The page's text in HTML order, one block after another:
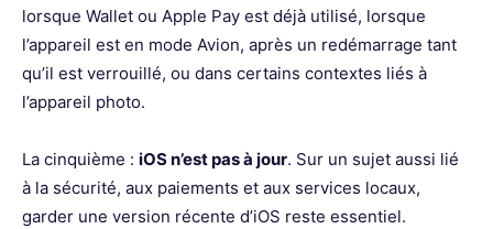
lorsque Wallet ou Apple Pay est déjà utilisé, lorsque
l’appareil est en mode Avion, après un redémarrage tant
qu’il est verrouillé, ou dans certains contextes liés à
l’appareil photo.
La cinquième : iOS n’est pas à jour. Sur un sujet aussi lié
à la sécurité, aux paiements et aux services locaux,
garder une version récente d’iOS reste essentiel.